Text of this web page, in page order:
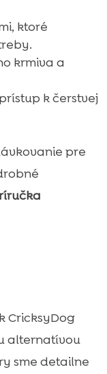
ktoré
krmiva a
k čerstvej
pre
CricksyDog
alternatívou
sme detailne